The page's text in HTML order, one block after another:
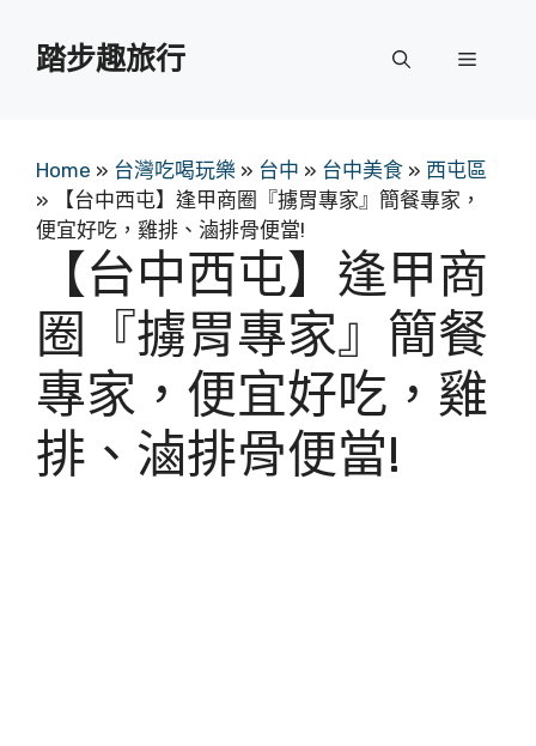
踏步趣旅行 選
Home » 台灣吃喝玩樂 » 台中 » 台中美食 » 西屯區
» 【台中西屯】逢甲商圈『擄胃專家』簡餐專家，
便宜好吃，雞排、滷排骨便當!
【台中西屯】逢甲商
圈『擄胃專家』簡餐
專家，便宜好吃，雞
排、滷排骨便當!